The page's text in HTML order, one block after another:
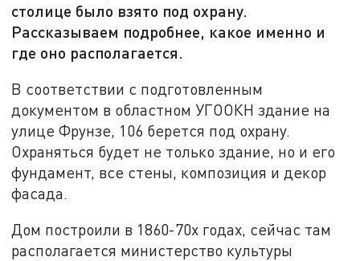
столице было взято под охрану.
Рассказываем подробнее, какое именно и
где оно располагается.
В соответствии с подготовленным
документом в областном УГООКН здание на
улице Фрунзе, 106 берется под охрану.
Охраняться будет не только здание, но и его
фундамент, все стены, композиция и декор
фасада.
Дом построили в 1860-70х годах, сейчас там
располагается министерство культуры